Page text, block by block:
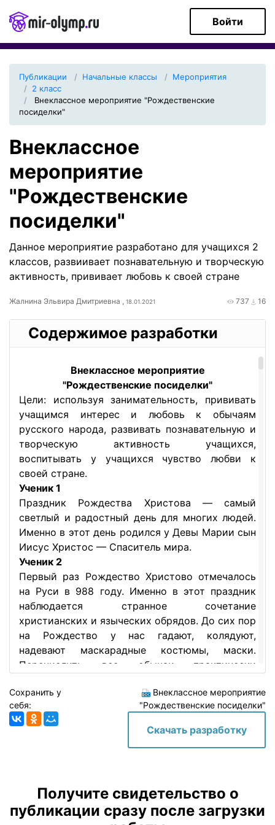
Войти
Публикации Начальные классы
Мероприятия
2 класс
Внеклассное мероприятие "Рождественские
посиделки"
Внеклассное
мероприятие
"Рождественские
посиделки"
Данное мероприятие разработано для учащихся 2
классов, развиивает познавательную и творческую
активность, прививает любовь к своей стране
Жалнина Эльвира Дмитриевна , 18.01.2021 737 16
Содержимое разработки
Внеклассное мероприятие
"Рождественские посиделки"
Цели: используя занимательность, прививать
учащимся интерес и любовь к обычаям
русского народа, развивать познавательную и
творческую активность учащихся,
воспитывать у учащихся чувство любви к
своей стране.
Ученик 1
Праздник Рождества Христова — самый
светлый и радостный день для многих людей.
Именно в этот день родился у Девы Марии сын
Иисус Христос — Спаситель мира.
Ученик 2
Первый раз Рождество Христово отмечалось
на Руси в 988 году. Именно в этот праздник
наблюдается странное сочетание
христианских и языческих обрядов. До сих пор
на Рождество у нас гадают, колядуют,
надевают маскарадные костюмы, маски.
Перечислить все обычаи практически
расписан по минутам.
Ученик 3
Готовились к празднику основательно, за
несколько дней до Рождества все работы
строгий пост. Люди с достатком почитали за
обязанность в эти дни помогать бедным.
Сохранить у
себя:
Внеклассное мероприятие
"Рождественские посиделки"
Скачать разработку
Получите свидетельство о
публикации сразу после загрузки